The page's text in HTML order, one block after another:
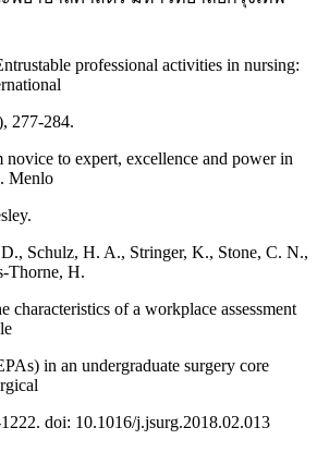
professional activities in nursing:
277-284.
novice to expert, excellence and power in
Menlo
Schulz, H. A., Stringer, K., Stone, C. N.,
Thorne, H.
characteristics of a workplace assessment
in an undergraduate surgery core
doi: 10.1016/j.jsurg.2018.02.013